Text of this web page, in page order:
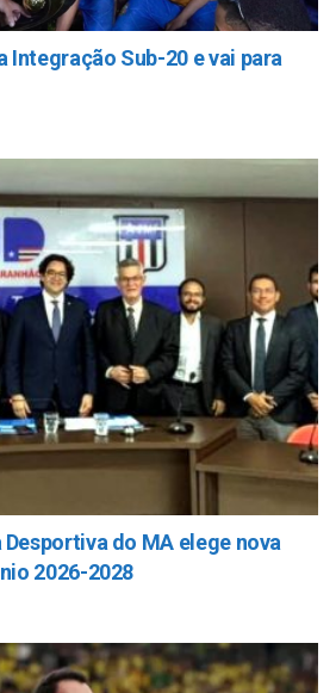
Integração Sub-20 e vai para
do MA elege nova
2026-2028